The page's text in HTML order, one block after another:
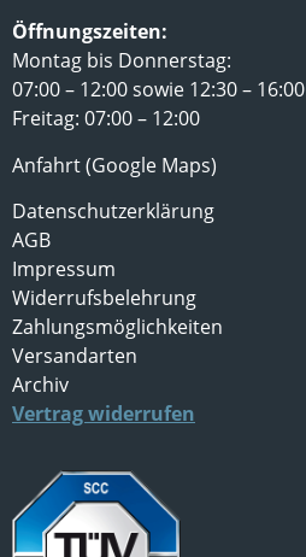
Öffnungszeiten:
Montag bis Donnerstag:
07:00 – 12:00 sowie 12:30 – 16:00
Freitag: 07:00 – 12:00
Anfahrt (Google Maps)
Datenschutzerklärung
AGB
Impressum
Widerrufsbelehrung
Zahlungsmöglichkeiten
Versandarten
Archiv
Vertrag widerrufen